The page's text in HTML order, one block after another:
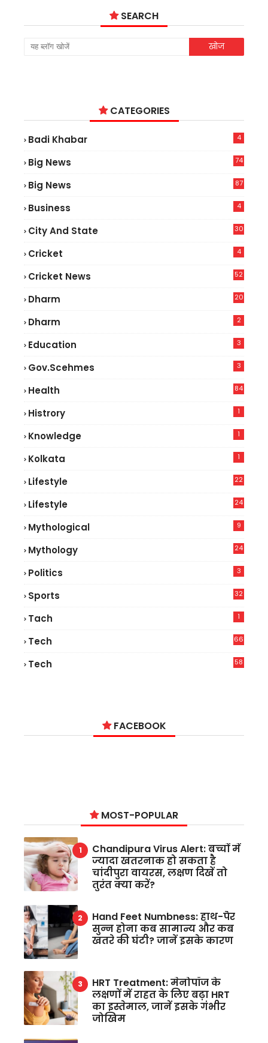
SEARCH
CATEGORIES
Badi Khabar 4
Big News
74
Big News
87
Business 4
City And State 30
Cricket 4
Cricket News
52
Dharm 20
Dharm 2
Education 3
Gov.scehmes 3
Health
84
Histrory 1
Knowledge 1
Kolkata 1
Lifestyle
22
Lifestyle
24
Mythological 9
Mythology 24
Politics 3
Sports 32
Tach 1
Tech
66
Tech
58
FACEBOOK
MOST-POPULAR
Chandipura Virus Alert: बच्चों में
ज्यादा खतरनाक हो सकता है
चांदीपुरा वायरस, लक्षण दिखें तो
तुरंत क्या करें?
Hand Feet Numbness: हाथ-पैर
सुन्न होना कब सामान्य और कब
खतरे की घंटी? जानें इसके कारण
HRT Treatment: मेनोपॉज के
लक्षणों में राहत के लिए बढ़ा HRT
का इस्तेमाल, जानें इसके गंभीर
जोखिम